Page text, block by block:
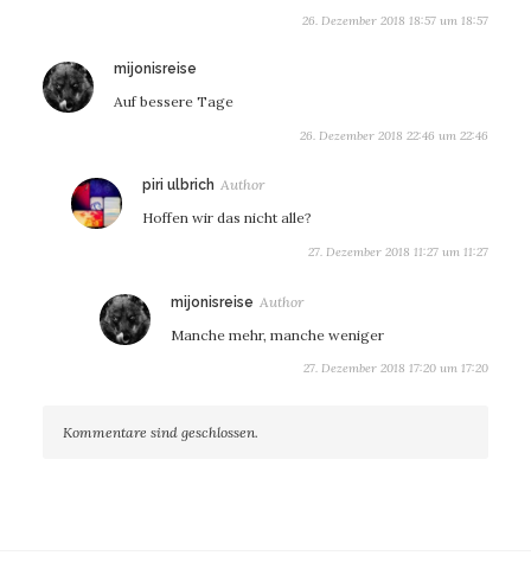
26. Dezember 2018 18:57 um 18:57
mijonisreise
Auf bessere Tage
26. Dezember 2018 22:46 um 22:46
piri ulbrich sagt:
Hoffen wir das nicht alle?
27. Dezember 2018 11:27 um 11:27
mijonisreise sagt:
Manche mehr, manche weniger
27. Dezember 2018 17:20 um 17:20
Kommentare sind geschlossen.